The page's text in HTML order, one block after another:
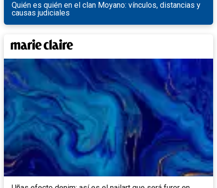
Quién es quién en el clan Moyano: vínculos, distancias y
causas judiciales